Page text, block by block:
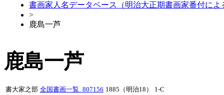
書画家人名データベース（明治大正期書画家番付によ
>
鹿島一芦
鹿島一芦
書大家之部 全国書画一覧_807156 1885（明治18） 1-C